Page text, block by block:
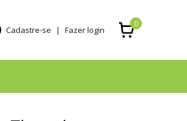
Cadastre-se | Fazer login
0